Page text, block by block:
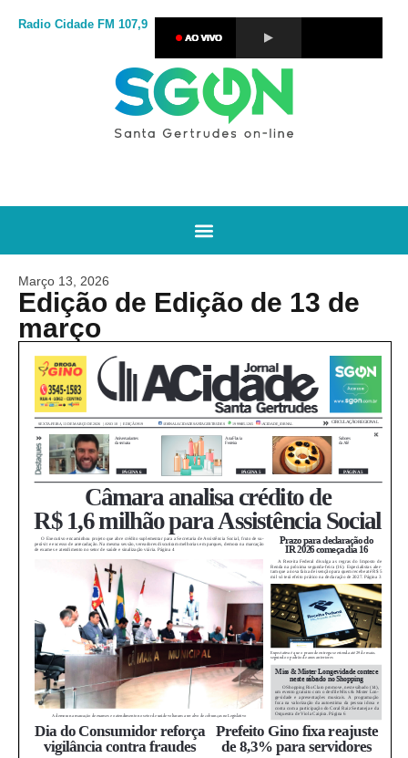
Radio Cidade FM 107,9
Março 13, 2026
Edição de Edição de 13 de
março